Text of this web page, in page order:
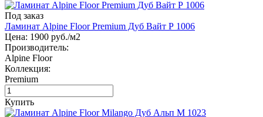
Под заказ
Ламинат Alpine Floor Premium Дуб Вайт Р 1006
Цена: 1900 руб./м2
Производитель:
Alpine Floor
Коллекция:
Premium
Купить